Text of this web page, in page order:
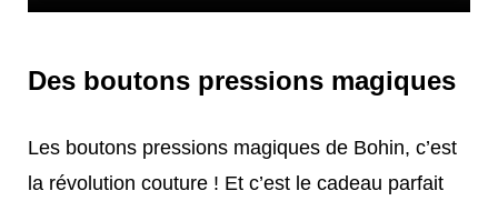
Des boutons pressions magiques
Les boutons pressions magiques de Bohin, c’est
la révolution couture ! Et c’est le cadeau parfait